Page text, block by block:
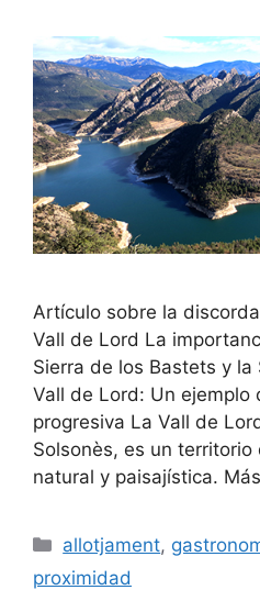
Artículo sobre la
Vall de Lord La
Sierra de los Bastets y la
Vall de Lord: Un ejemplo
progresiva La Vall de
Solsonès, es un
natural y paisajística.
allotjament,
proximidad